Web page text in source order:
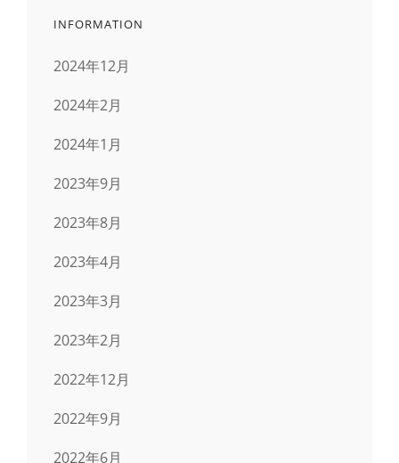
INFORMATION
2024年12月
2024年2月
2024年1月
2023年9月
2023年8月
2023年4月
2023年3月
2023年2月
2022年12月
2022年9月
2022年6月